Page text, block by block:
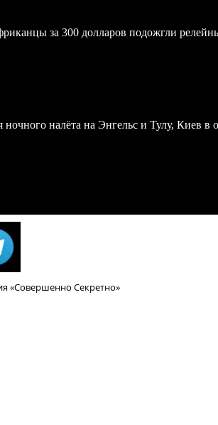
за 300 долларов подожгли
ночного налёта на Энгельс и Тулу, Киев в
«Совершенно Секретно»